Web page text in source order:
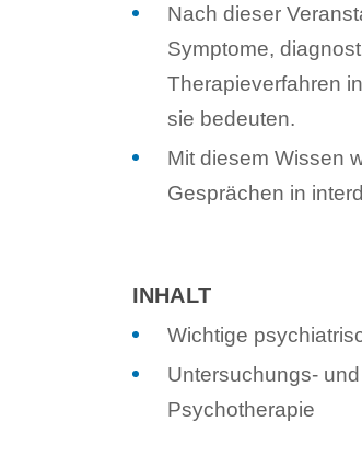
Nach dieser
Symptome,
Therapieverfahren
sie bedeuten.
Mit diesem Wissen
Gesprächen in
INHALT
Wichtige
Untersuchungs-
Psychotherapie